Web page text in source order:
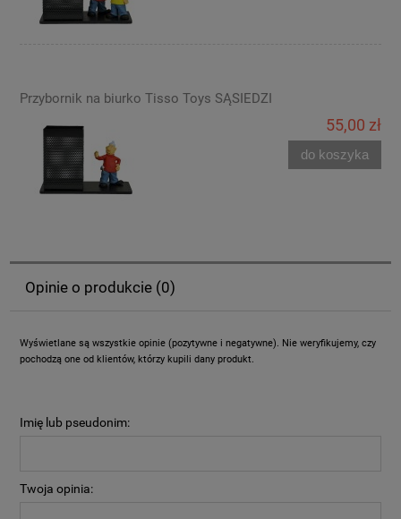
Przybornik na biurko Tisso Toys SĄSIEDZI
55,00 zł
do koszyka
Opinie o produkcie (0)
Wyświetlane są wszystkie opinie (pozytywne i negatywne). Nie weryfikujemy, czy
pochodzą one od klientów, którzy kupili dany produkt.
Imię lub pseudonim:
Twoja opinia: